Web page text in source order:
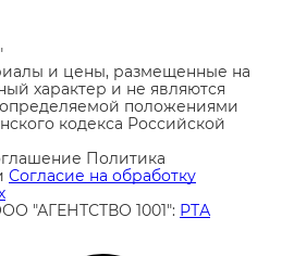
и цены, размещенные на
характер и не являются
положениями
кодекса Российской
Политика
Согласие на обработку
"АГЕНТСТВО 1001": РТА